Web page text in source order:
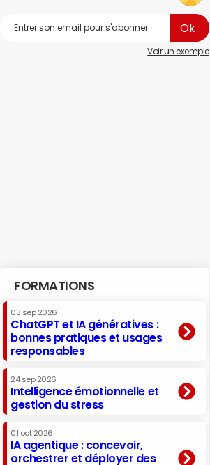
Voir un exemple
FORMATIONS
03 sep 2026
ChatGPT et IA génératives :
bonnes pratiques et usages
responsables
24 sep 2026
Intelligence émotionnelle et
gestion du stress
01 oct 2026
IA agentique : concevoir,
orchestrer et déployer des